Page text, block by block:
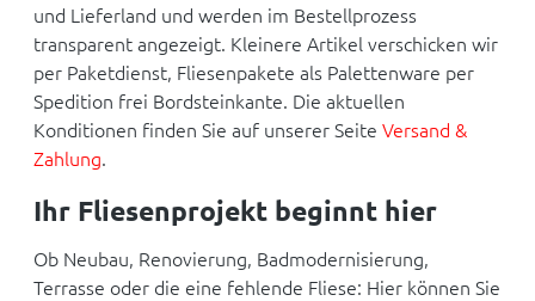
und Lieferland und werden im Bestellprozess
transparent angezeigt. Kleinere Artikel verschicken wir
per Paketdienst, Fliesenpakete als Palettenware per
Spedition frei Bordsteinkante. Die aktuellen
Konditionen finden Sie auf unserer Seite Versand &
Zahlung.
Ihr Fliesenprojekt beginnt hier
Ob Neubau, Renovierung, Badmodernisierung,
Terrasse oder die eine fehlende Fliese: Hier können Sie